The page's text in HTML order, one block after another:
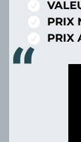
PRIX
PRIX